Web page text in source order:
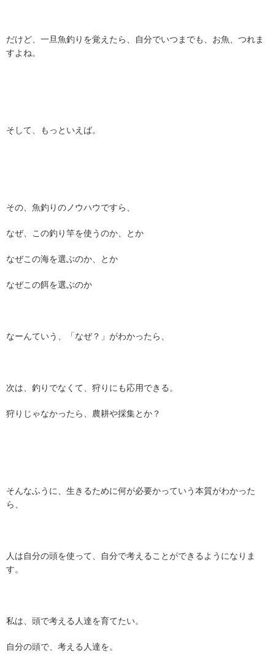
だけど、一旦魚釣りを覚えたら、自分でいつまでも、お魚、つれま
すよね。
そして、もっといえば。
その、魚釣りのノウハウですら、
なぜ、この釣り竿を使うのか、とか
なぜこの海を選ぶのか、とか
なぜこの餌を選ぶのか
なーんていう、「なぜ？」がわかったら、
次は、釣りでなくて、狩りにも応用できる。
狩りじゃなかったら、農耕や採集とか？
そんなふうに、生きるために何が必要かっていう本質がわかった
ら、
人は自分の頭を使って、自分で考えることができるようになりま
す。
私は、頭で考える人達を育てたい。
自分の頭で、考える人達を。